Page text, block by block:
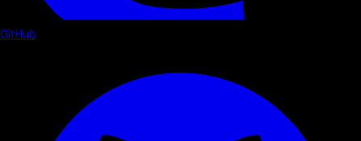
GitHub